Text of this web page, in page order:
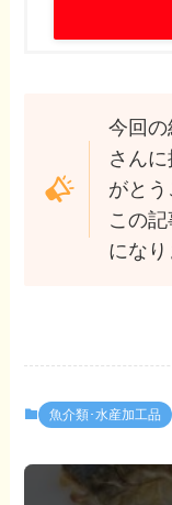
今回
さん
がとう
この
になり
魚介類･水産加工品